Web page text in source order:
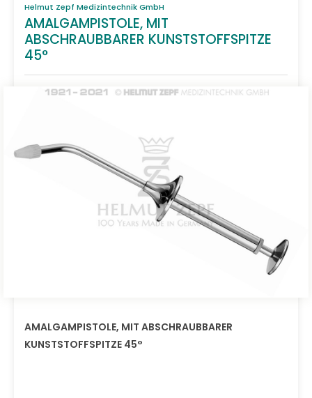
Helmut Zepf Medizintechnik GmbH
AMALGAMPISTOLE, MIT
ABSCHRAUBBARER KUNSTSTOFFSPITZE
45°
AMALGAMPISTOLE, MIT ABSCHRAUBBARER
KUNSTSTOFFSPITZE 45°